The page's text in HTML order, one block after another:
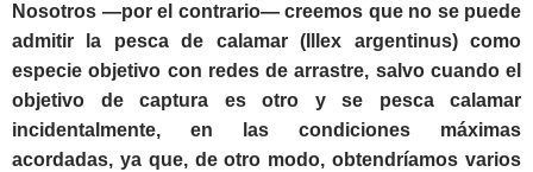
Nosotros ―por el contrario― creemos que no se puede
admitir la pesca de calamar (Illex argentinus) como
especie objetivo con redes de arrastre, salvo cuando el
objetivo de captura es otro y se pesca calamar
incidentalmente, en las condiciones máximas
acordadas, ya que, de otro modo, obtendríamos varios